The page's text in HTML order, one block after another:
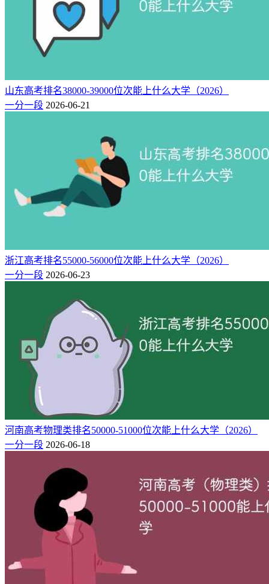
山东高考排名38000-39000位次能上什么大学（2026）
一分一段 2026-06-21
浙江高考排名55000-56000位次能上什么大学（2026）
一分一段 2026-06-23
河南高考物理类排名50000-51000位次能上什么大学（2026）
一分一段 2026-06-18